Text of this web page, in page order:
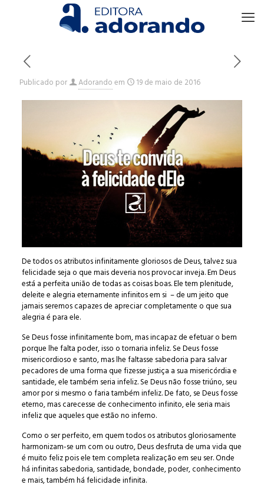
Publicado por Adorandoem 19 de maio de 2016
De todos os atributos infinitamente gloriosos de Deus, talvez sua
felicidade seja o que mais deveria nos provocar inveja. Em Deus
está a perfeita união de todas as coisas boas. Ele tem plenitude,
deleite e alegria eternamente infinitos em si – de um jeito que
jamais seremos capazes de apreciar completamente o que sua
alegria é para ele.
Se Deus fosse infinitamente bom, mas incapaz de efetuar o bem
porque lhe falta poder, isso o tornaria infeliz. Se Deus fosse
misericordioso e santo, mas lhe faltasse sabedoria para salvar
pecadores de uma forma que fizesse justiça a sua misericórdia e
santidade, ele também seria infeliz. Se Deus não fosse triúno, seu
amor por si mesmo o faria também infeliz. De fato, se Deus fosse
eterno, mas carecesse de conhecimento infinito, ele seria mais
infeliz que aqueles que estão no inferno.
Como o ser perfeito, em quem todos os atributos gloriosamente
harmonizam-se um com ou outro, Deus desfruta de uma vida que
é muito feliz pois ele tem completa realização em seu ser. Onde
há infinitas sabedoria, santidade, bondade, poder, conhecimento
e mais, também há felicidade infinita.